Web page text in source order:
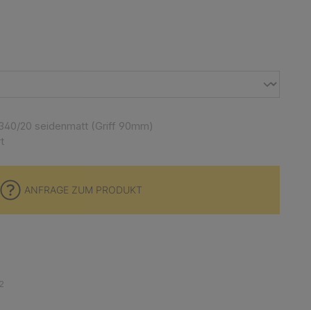
20 seidenmatt (Griff 90mm)
ANFRAGE ZUM PRODUKT